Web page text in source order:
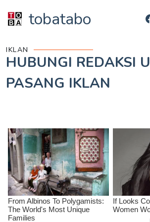
tobatabo
IKLAN
HUBUNGI REDAKSI
PASANG IKLAN